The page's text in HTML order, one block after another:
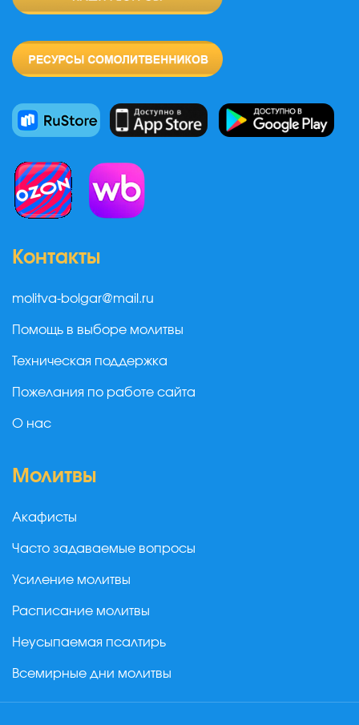
Контакты
molitva-bolgar@mail.ru
Помощь в выборе молитвы
Техническая поддержка
Пожелания по работе сайта
О нас
Молитвы
Акафисты
Часто задаваемые вопросы
Усиление молитвы
Расписание молитвы
Неусыпаемая псалтирь
Всемирные дни молитвы